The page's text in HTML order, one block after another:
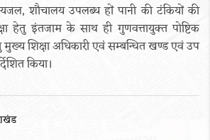
शौचालय उपलब्ध हों पानी की टंकियों की
हेतु इंतजाम के साथ ही गुणवत्तायुक्त पोष्टिक
शिक्षा अधिकारी एवं सम्बन्धित खण्ड एवं उप
किया।